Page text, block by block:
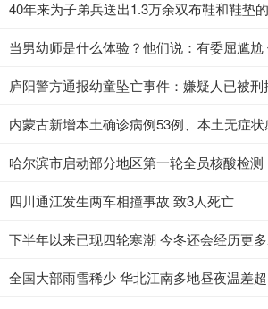
40年来为子弟兵送出1.3万余双布鞋和鞋垫
当男幼师是什么体验？他们说：有委屈尴
庐阳警方通报幼童坠亡事件：嫌疑人已被刑
内蒙古新增本土确诊病例53例、本土无症
哈尔滨市启动部分地区第一轮全员核酸检测
四川通江发生两车相撞事故 致3人死亡
下半年以来已现四轮寒潮 今冬还会经历更
全国大部雨雪稀少 华北江南多地昼夜温差